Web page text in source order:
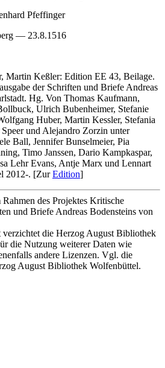
Pfeffinger
— 23.8.1516
Martin Keßler: Edition EE 43, Beilage.
der Schriften und Briefe Andreas
Hg. Von Thomas Kaufmann,
Ulrich Bubenheimer, Stefanie
Huber, Martin Kessler, Stefania
und Alejandro Zorzin unter
Ball, Jennifer Bunselmeier, Pia
Timo Janssen, Dario Kampkaspar,
Lehr Evans, Antje Marx und Lennart
2012-. [ZurEdition]
des Projektes Kritische
und Briefe Andreas Bodensteins von
verzichtet die Herzog August Bibliothek
die Nutzung weiterer Daten wie
andere Lizenzen. Vgl. die
August Bibliothek Wolfenbüttel.